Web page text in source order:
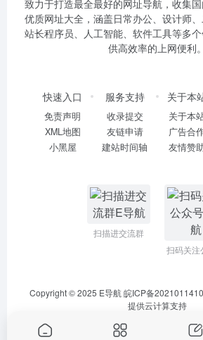
致力于打造最全最好的网址导航，收集
优质网址大全，涵盖日常办公、设计师、
站长程序员、人工智能、软件工具等多
供高效率的上网便利。
快速入口
免责声明
XML地图
小黑屋
服务支持
收录提交
友链申请
建站时间轴
关于本
关于本
广告合
友情赞
扫描进交流群
扫码关注
Copyright © 2025 E导航皖ICP备
提供云计算支持